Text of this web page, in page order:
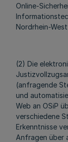
Online-
Nordrhein-
(2) Die
(anfragende
und
Web an OSiP
verschiedene
Erkenntnisse
Anfragen über